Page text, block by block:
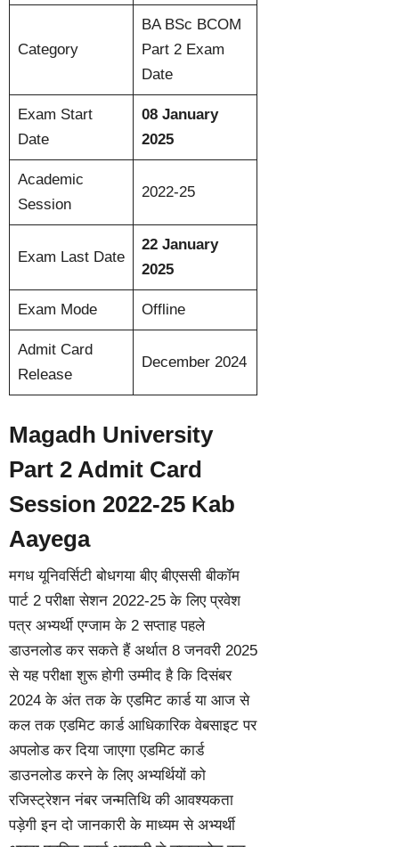
Category
BA BSc BCOM
Part 2 Exam
Date
Exam Start
Date
08 January
2025
Academic
Session
2022-25
Exam Last Date
22 January
2025
Exam Mode Offline
Admit Card
Release
December 2024
Magadh University
Part 2 Admit Card
Session 2022-25 Kab
Aayega
मगध यूनिवर्सिटी बोधगया बीए बीएससी बीकॉम
पार्ट 2 परीक्षा सेशन 2022-25 के लिए प्रवेश
पत्र अभ्यर्थी एग्जाम के 2 सप्ताह पहले
डाउनलोड कर सकते हैं अर्थात 8 जनवरी 2025
से यह परीक्षा शुरू होगी उम्मीद है कि दिसंबर
2024 के अंत तक के एडमिट कार्ड या आज से
कल तक एडमिट कार्ड आधिकारिक वेबसाइट पर
अपलोड कर दिया जाएगा एडमिट कार्ड
डाउनलोड करने के लिए अभ्यर्थियों को
रजिस्ट्रेशन नंबर जन्मतिथि की आवश्यकता
पड़ेगी इन दो जानकारी के माध्यम से अभ्यर्थी